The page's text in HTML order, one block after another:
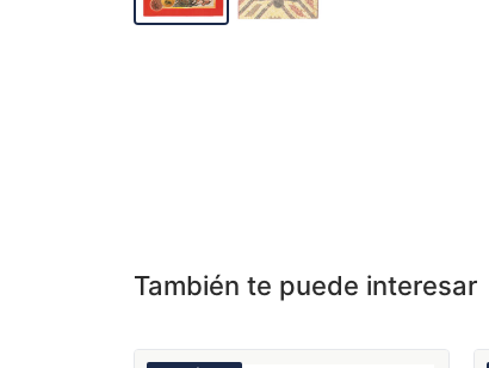
También te puede interesar